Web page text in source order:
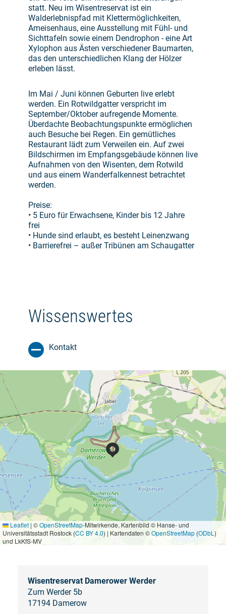
statt. Neu im Wisentreservat ist ein
Walderlebnispfad mit Klettermöglichkeiten,
Ameisenhaus, eine Ausstellung mit Fühl- und
Sichttafeln sowie einem Dendrophon - eine Art
Xylophon aus Ästen verschiedener Baumarten,
das den unterschiedlichen Klang der Hölzer
erleben lässt.
Im Mai / Juni können Geburten live erlebt
werden. Ein Rotwildgatter verspricht im
September/Oktober aufregende Momente.
Überdachte Beobachtungspunkte ermöglichen
auch Besuche bei Regen. Ein gemütliches
Restaurant lädt zum Verweilen ein. Auf zwei
Bildschirmen im Empfangsgebäude können live
Aufnahmen von den Wisenten, dem Rotwild
und aus einem Wanderfalkennest betrachtet
werden.
Preise:
• 5 Euro für Erwachsene, Kinder bis 12 Jahre
frei
• Hunde sind erlaubt, es besteht Leinenzwang
• Barrierefrei – außer Tribünen am Schaugatter
Wissenswertes
Kontakt
Leaflet | ©OpenStreetMap-Mitwirkende, Kartenbild © Hanse- und
Universitätsstadt Rostock (CC BY 4.0) | Kartendaten ©OpenStreetMap (ODbL )
und LkKfS-MV
Wisentreservat Damerower Werder
Zum Werder 5b
17194 Damerow